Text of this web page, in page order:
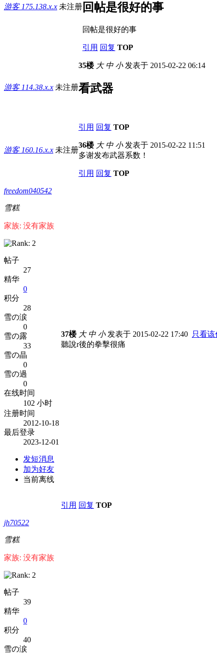
游客 175.138.x.x 未注册 回帖是很好的事
回帖是很好的事
引用 回复 TOP
游客 114.38.x.x 未注册
35楼 大 中 小发表于 2015-02-22 06:14
看武器
引用 回复 TOP
游客 160.16.x.x 未注册
36楼 大 中 小发表于 2015-02-22 11:51
多谢发布武器系数！
引用 回复 TOP
freedom040542
雪糕
家族: 没有家族
帖子
27
精华
0
积分
28
雪の涙
0
雪の露
33
雪の晶
0
雪の過
0
在线时间
102 小时
注册时间
2012-10-18
最后登录
2023-12-01
发短消息
加为好友
当前离线
37楼 大 中 小发表于 2015-02-22 17:40 只看该
聽說r後的拳擊很痛
引用 回复 TOP
jh70522
雪糕
家族: 没有家族
帖子
39
精华
0
积分
40
雪の涙